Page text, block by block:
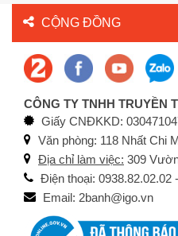
CỘNG ĐỒNG
CÔNG TY TNHH TRUYỀN
Giấy CNĐKKD:
Văn phòng: 118 Nhất Chi
Địa chỉ làm việc: 309
Điện thoại: 0938.82.02.02
Email: 2banh@igo.vn